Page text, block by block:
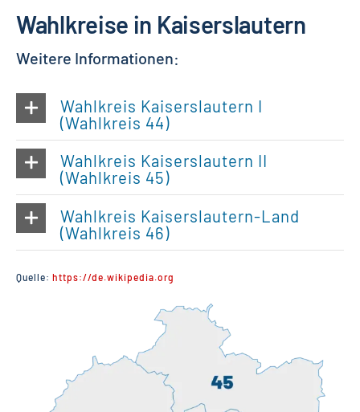
Wahlkreise in Kaiserslautern
Weitere Informationen:
Wahlkreis Kaiserslautern I
(Wahlkreis 44)
Wahlkreis Kaiserslautern II
(Wahlkreis 45)
Wahlkreis Kaiserslautern-Land
(Wahlkreis 46)
Quelle: https://de.wikipedia.org